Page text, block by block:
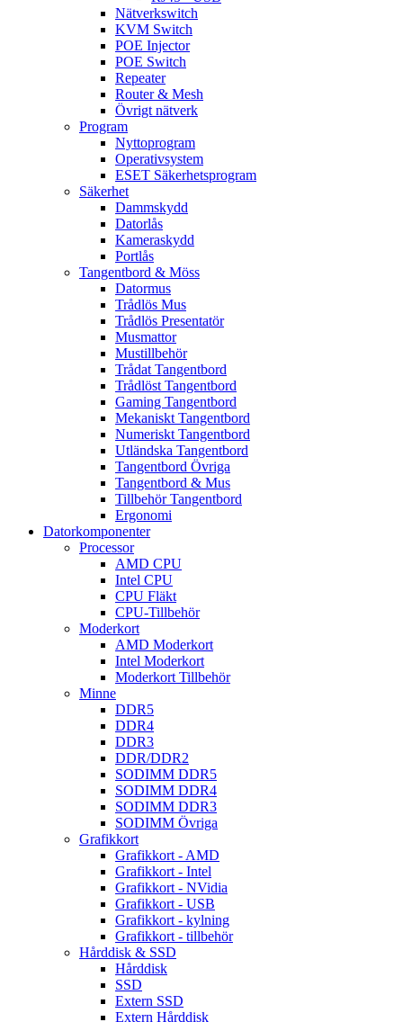
Nätverkswitch
KVM Switch
POE Injector
POE Switch
Repeater
Router & Mesh
Övrigt nätverk
Program
Nyttoprogram
Operativsystem
ESET Säkerhetsprogram
Säkerhet
Dammskydd
Datorlås
Kameraskydd
Portlås
Tangentbord & Möss
Datormus
Trådlös Mus
Trådlös Presentatör
Musmattor
Mustillbehör
Trådat Tangentbord
Trådlöst Tangentbord
Gaming Tangentbord
Mekaniskt Tangentbord
Numeriskt Tangentbord
Utländska Tangentbord
Tangentbord Övriga
Tangentbord & Mus
Tillbehör Tangentbord
Ergonomi
Datorkomponenter
Processor
AMD CPU
Intel CPU
CPU Fläkt
CPU-Tillbehör
Moderkort
AMD Moderkort
Intel Moderkort
Moderkort Tillbehör
Minne
DDR5
DDR4
DDR3
DDR/DDR2
SODIMM DDR5
SODIMM DDR4
SODIMM DDR3
SODIMM Övriga
Grafikkort
Grafikkort - AMD
Grafikkort - Intel
Grafikkort - NVidia
Grafikkort - USB
Grafikkort - kylning
Grafikkort - tillbehör
Hårddisk & SSD
Hårddisk
SSD
Extern SSD
Extern Hårddisk